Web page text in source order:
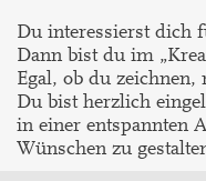
Du interessierst dich
Dann bist du im
Egal, ob du
Du bist herzlich
in einer entspannten
Wünschen zu